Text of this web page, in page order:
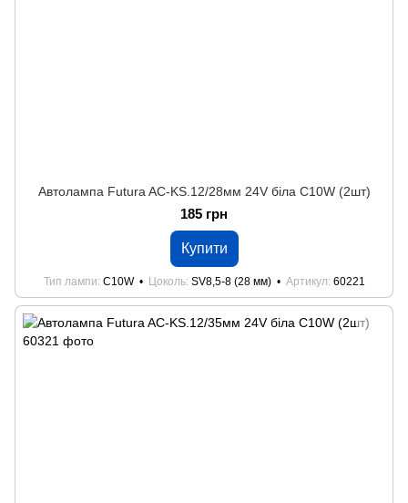
Автолампа Futura AC-KS.12/28мм 24V біла C10W (2шт)
185 грн
Купити
Тип лампи C10W Цоколь SV8,5-8 (28 мм) Артикул 60221